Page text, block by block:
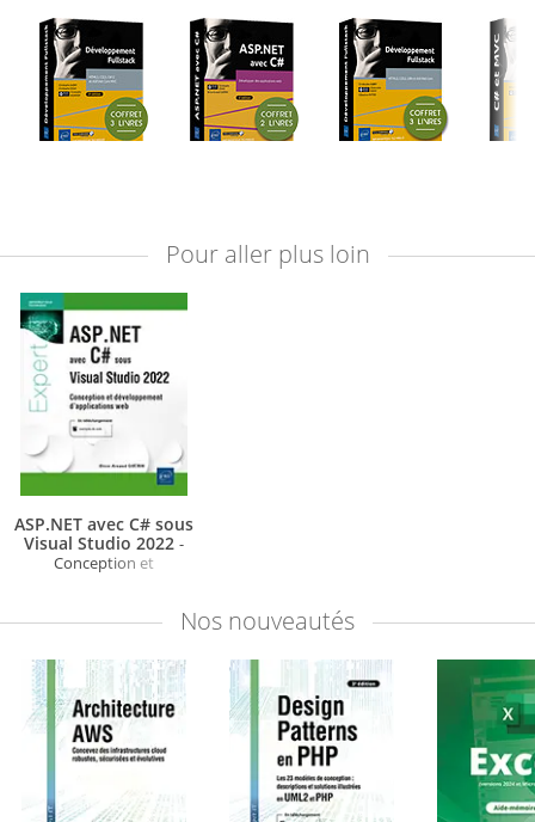
Pour aller plus loin
ASP.NET avec C# sous
Visual Studio 2022 -
Conception et
Nos nouveautés